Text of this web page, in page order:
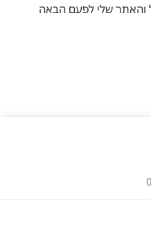
והאתר שלי לפעם הבאה